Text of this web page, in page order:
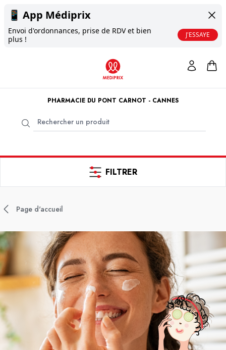
📱 App Médiprix
Envoi d'ordonnances, prise de RDV et bien
plus !
J'ESSAYE
PHARMACIE DU PONT CARNOT - CANNES
FILTRER
Page d'accueil